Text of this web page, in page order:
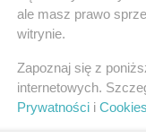
komentarze
selmaa (2013-02-07 14:41)
ale masz prawo
witrynie.
Zapoznaj się z
internetowych.
Prywatności i Cookies